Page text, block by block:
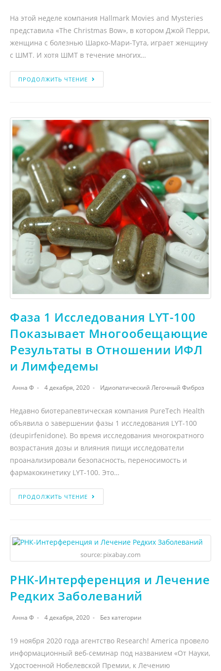
На этой неделе компания Hallmark Movies and Mysteries
представила «The Christmas Bow», в котором Джой Перри,
женщина с болезнью Шарко-Мари-Тута, играет женщину
с ШМТ. И хотя ШМТ в течение многих…
ПРОДОЛЖИТЬ ЧТЕНИЕ
Фаза 1 Исследования LYT-100
Показывает Многообещающие
Результаты в Отношении ИФЛ
и Лимфедемы
Анна Ф 4 декабря, 2020 Идиопатический Легочный Фиброз
Недавно биотерапевтическая компания PureTech Health
объявила о завершении фазы 1 исследования LYT-100
(deupirfenidone). Во время исследования многократного
возрастания дозы и влияния пищи исследователи
проанализировали безопасность, переносимость и
фармакокинетику LYT-100. Это…
ПРОДОЛЖИТЬ ЧТЕНИЕ
source: pixabay.com
РНК-Интерференция и Лечение
Редких Заболеваний
Анна Ф 4 декабря, 2020 Без категории
19 ноября 2020 года агентство Research! America провело
информационный веб-семинар под названием «От Науки,
Удостоенной Нобелевской Премии, к Лечению